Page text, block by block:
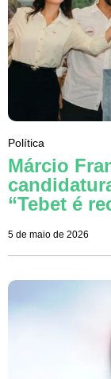
Política
Márcio
“Tebet é
5 de maio de 2026